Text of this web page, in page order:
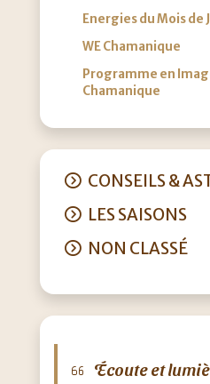
Energies du Mois de
WE Chamanique
Programme en
Chamanique
CONSEILS &
LES SAISONS
NON CLASSÉ
Écoute et